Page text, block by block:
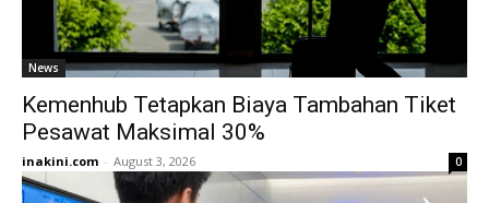
News
Kemenhub Tetapkan Biaya Tambahan Tiket
Pesawat Maksimal 30%
inakini.com - August 3, 2026 0